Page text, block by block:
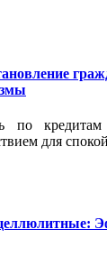
по
для